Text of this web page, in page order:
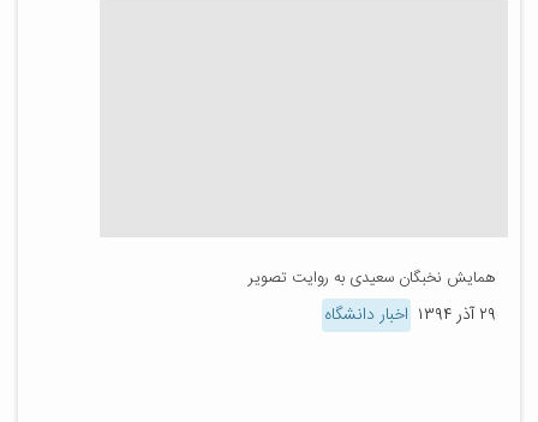
همایش نخبگان سعیدی به روایت تصویر
۲۹ آذر ۱۳۹۴ اخبار دانشگاه